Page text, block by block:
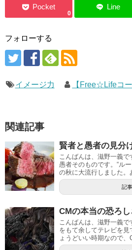
0
フォローする
イメージ力 【Free☆Lifeコー
関連記事
賢者と愚者の見分
こんばんは、滋野一義で
愚者そのものです。“ル
の秋に大流行しました
記
CMの本当の恐ろ
こんばんは、滋野一義
をもて余してテレビを
ょうどいい時期なので